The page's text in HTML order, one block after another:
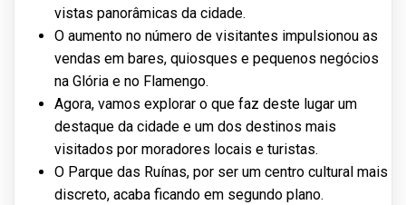
vistas panorâmicas da cidade.
O aumento no número de visitantes impulsionou as
vendas em bares, quiosques e pequenos negócios
na Glória e no Flamengo.
Agora, vamos explorar o que faz deste lugar um
destaque da cidade e um dos destinos mais
visitados por moradores locais e turistas.
O Parque das Ruínas, por ser um centro cultural mais
discreto, acaba ficando em segundo plano.